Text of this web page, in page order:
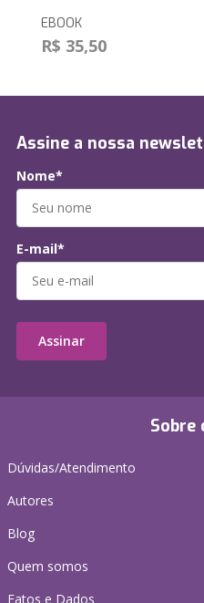
EBOOK
R$ 35,50
Sobre
Dúvidas/Atendimento
Autores
Blog
Quem somos
Fatos e Dados
Assine a nossa
Nome*
E-mail*
Assinar